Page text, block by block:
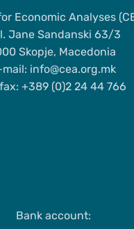
Economic Analyses
Jane Sandanski 63/3
Skopje, Macedonia
info@cea.org.mk
+389 (0)2 24 44 766
Bank account: